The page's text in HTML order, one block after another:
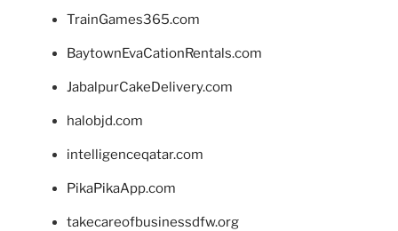
TrainGames365.com
BaytownEvaCationRentals.com
JabalpurCakeDelivery.com
halobjd.com
intelligenceqatar.com
PikaPikaApp.com
takecareofbusinessdfw.org